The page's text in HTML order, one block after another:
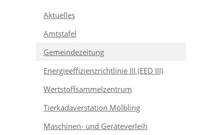
Aktuelles
Amtstafel
Gemeindezeitung
Energieeffizienzrichtlinie III (EED III)
Wertstoffsammelzentrum
Tierkadaverstation Mölbling
Maschinen- und Geräteverleih